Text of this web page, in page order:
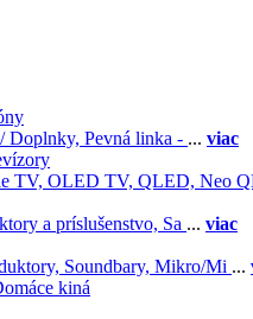
Doplnky, Pevná linka - ... viac
TV, OLED TV, QLED, Neo
a príslušenstvo, Sa ... viac
Soundbary, Mikro/Mi ...
kiná